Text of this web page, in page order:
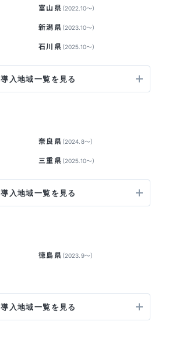
富山県 （2022.10〜）
新潟県 （2023.10〜）
石川県 （2025.10〜）
導入地域一覧を見る
奈良県 （2024.8〜）
三重県 （2025.10〜）
導入地域一覧を見る
徳島県 （2023.9〜）
導入地域一覧を見る